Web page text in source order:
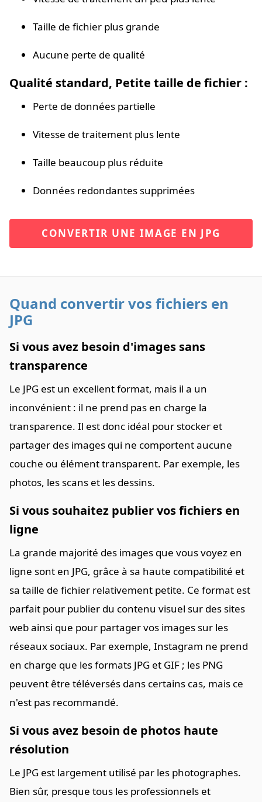
Taille de fichier plus grande
Aucune perte de qualité
Qualité standard, Petite taille de fichier :
Perte de données partielle
Vitesse de traitement plus lente
Taille beaucoup plus réduite
Données redondantes supprimées
CONVERTIR UNE IMAGE EN JPG
Quand convertir vos fichiers en
JPG
Si vous avez besoin d'images sans
transparence
Le JPG est un excellent format, mais il a un
inconvénient : il ne prend pas en charge la
transparence. Il est donc idéal pour stocker et
partager des images qui ne comportent aucune
couche ou élément transparent. Par exemple, les
photos, les scans et les dessins.
Si vous souhaitez publier vos fichiers en
ligne
La grande majorité des images que vous voyez en
ligne sont en JPG, grâce à sa haute compatibilité et
sa taille de fichier relativement petite. Ce format est
parfait pour publier du contenu visuel sur des sites
web ainsi que pour partager vos images sur les
réseaux sociaux. Par exemple, Instagram ne prend
en charge que les formats JPG et GIF ; les PNG
peuvent être téléversés dans certains cas, mais ce
n'est pas recommandé.
Si vous avez besoin de photos haute
résolution
Le JPG est largement utilisé par les photographes.
Bien sûr, presque tous les professionnels et